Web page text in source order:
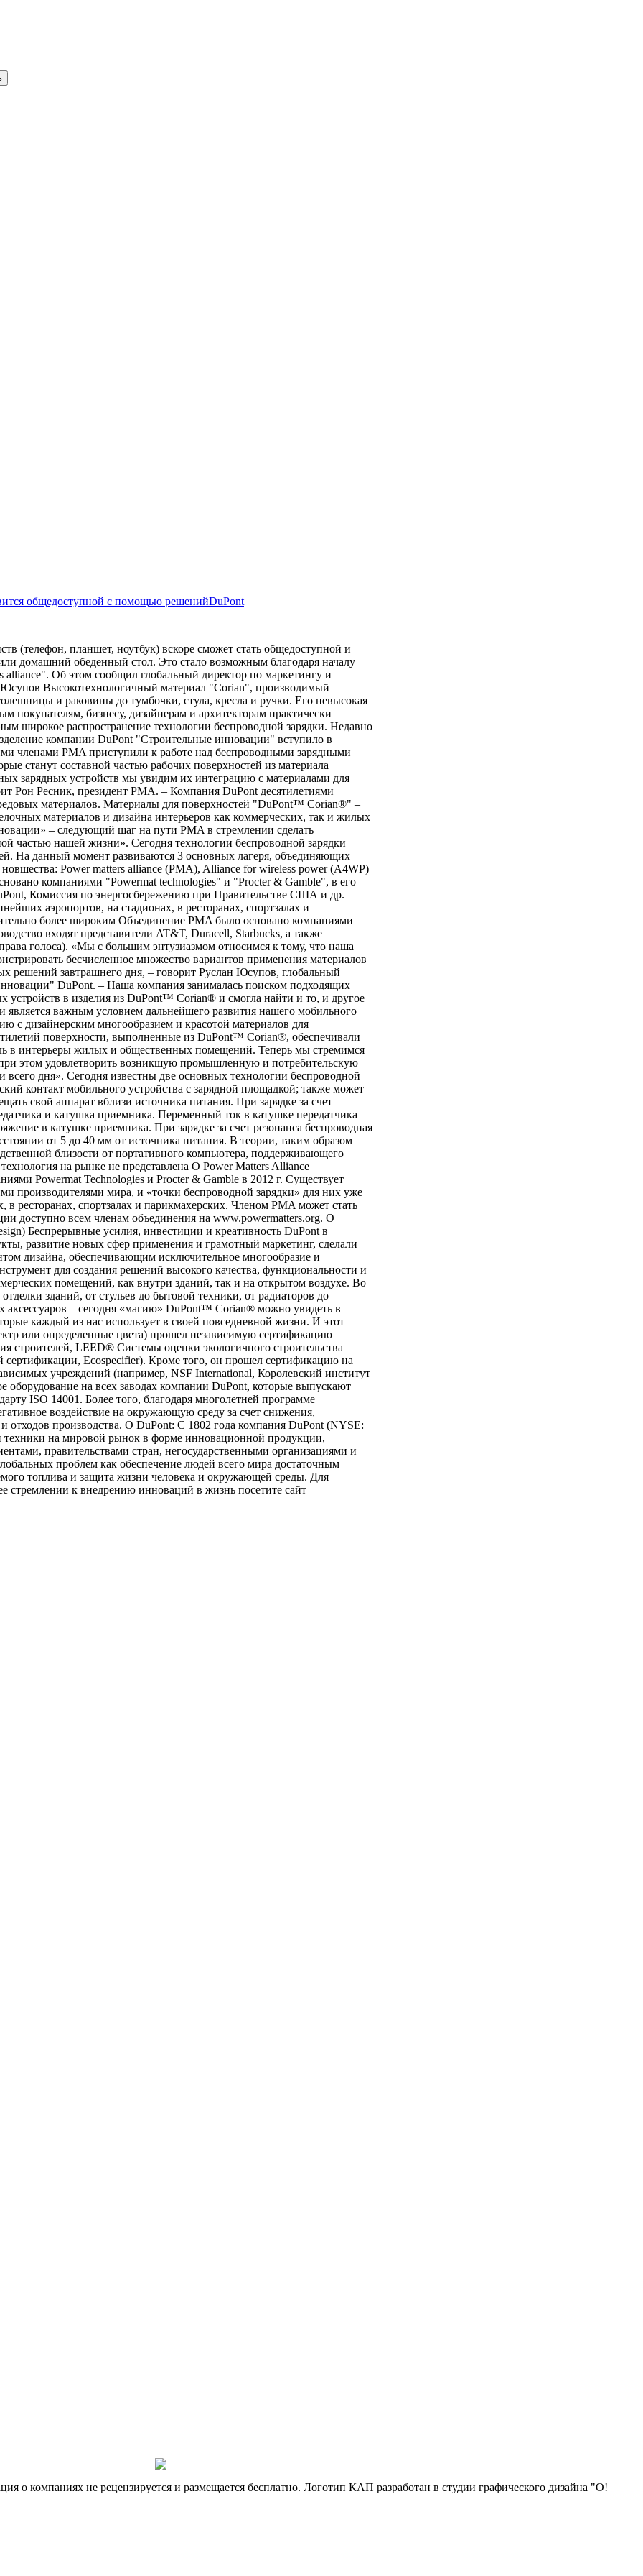
общедоступной с помощью решенийDuPont
(телефон, планшет, ноутбук) вскоре сможет стать общедоступной и
домашний обеденный стол. Это стало возможным благодаря началу
Об этом сообщил глобальный директор по маркетингу и
Высокотехнологичный материал "Corian", производимый
и раковины до тумбочки, стула, кресла и ручки. Его невысокая
покупателям, бизнесу, дизайнерам и архитекторам практически
широкое распространение технологии беспроводной зарядки. Недавно
компании DuPont "Строительные инновации" вступило в
членами PMA приступили к работе над беспроводными зарядными
станут составной частью рабочих поверхностей из материала
зарядных устройств мы увидим их интеграцию с материалами для
Рон Ресник, президент PMA. – Компания DuPont десятилетиями
материалов. Материалы для поверхностей "DuPont™ Corian®" –
материалов и дизайна интерьеров как коммерческих, так и жилых
– следующий шаг на пути PMA в стремлении сделать
частью нашей жизни». Сегодня технологии беспроводной зарядки
На данный момент развиваются 3 основных лагеря, объединяющих
Power matters alliance (PMA), Alliance for wireless power (A4WP)
компаниями "Powermat technologies" и "Procter & Gamble", в его
Комиссия по энергосбережению при Правительстве США и др.
аэропортов, на стадионах, в ресторанах, спортзалах и
более широким Объединение PMA было основано компаниями
входят представители AT&T, Duracell, Starbucks, а также
голоса). «Мы с большим энтузиазмом относимся к тому, что наша
бесчисленное множество вариантов применения материалов
решений завтрашнего дня, – говорит Руслан Юсупов, глобальный
DuPont. – Наша компания занималась поиском подходящих
устройств в изделия из DuPont™ Corian® и смогла найти и то, и другое
важным условием дальнейшего развития нашего мобильного
с дизайнерским многообразием и красотой материалов для
поверхности, выполненные из DuPont™ Corian®, обеспечивали
в интерьеры жилых и общественных помещений. Теперь мы стремимся
этом удовлетворить возникшую промышленную и потребительскую
всего дня». Сегодня известны две основных технологии беспроводной
контакт мобильного устройства с зарядной площадкой; также может
свой аппарат вблизи источника питания. При зарядке за счет
и катушка приемника. Переменный ток в катушке передатчика
в катушке приемника. При зарядке за счет резонанса беспроводная
от 5 до 40 мм от источника питания. В теории, таким образом
близости от портативного компьютера, поддерживающего
на рынке не представлена О Power Matters Alliance
Powermat Technologies и Procter & Gamble в 2012 г. Существует
производителями мира, и «точки беспроводной зарядки» для них уже
ресторанах, спортзалах и парикмахерских. Членом PMA может стать
доступно всем членам объединения на www.powermatters.org. О
Беспрерывные усилия, инвестиции и креативность DuPont в
развитие новых сфер применения и грамотный маркетинг, сделали
дизайна, обеспечивающим исключительное многообразие и
для создания решений высокого качества, функциональности и
помещений, как внутри зданий, так и на открытом воздухе. Во
зданий, от стульев до бытовой техники, от радиаторов до
аксессуаров – сегодня «магию» DuPont™ Corian® можно увидеть в
каждый из нас использует в своей повседневной жизни. И этот
или определенные цвета) прошел независимую сертификацию
строителей, LEED® Системы оценки экологичного строительства
Ecospecifier). Кроме того, он прошел сертификацию на
учреждений (например, NSF International, Королевский институт
оборудование на всех заводах компании DuPont, которые выпускают
ISO 14001. Более того, благодаря многолетней программе
воздействие на окружающую среду за счет снижения,
отходов производства. О DuPont: С 1802 года компания DuPont (NYSE:
на мировой рынок в форме инновационной продукции,
правительствами стран, негосударственными организациями и
проблем как обеспечение людей всего мира достаточным
топлива и защита жизни человека и окружающей среды. Для
к внедрению инноваций в жизнь посетите сайт
компаниях не рецензируется и размещается бесплатно. Логотип КАП разработан в студии графического дизайна "О!